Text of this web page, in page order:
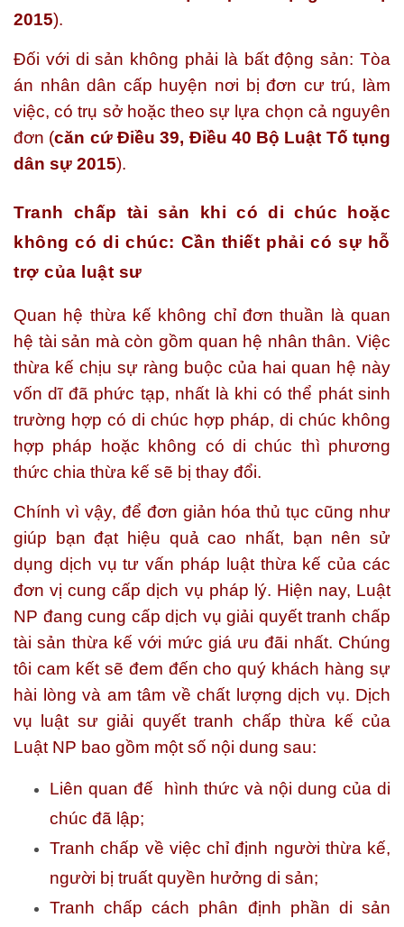
2015).
Đối với di sản không phải là bất động sản: Tòa
án nhân dân cấp huyện nơi bị đơn cư trú, làm
việc, có trụ sở hoặc theo sự lựa chọn cả nguyên
đơn (căn cứ Điều 39, Điều 40 Bộ Luật Tố tụng
dân sự 2015).
Tranh chấp tài sản khi có di chúc hoặc
không có di chúc: Cần thiết phải có sự hỗ
trợ của luật sư
Quan hệ thừa kế không chỉ đơn thuần là quan
hệ tài sản mà còn gồm quan hệ nhân thân. Việc
thừa kế chịu sự ràng buộc của hai quan hệ này
vốn dĩ đã phức tạp, nhất là khi có thể phát sinh
trường hợp có di chúc hợp pháp, di chúc không
hợp pháp hoặc không có di chúc thì phương
thức chia thừa kế sẽ bị thay đổi.
Chính vì vậy, để đơn giản hóa thủ tục cũng như
giúp bạn đạt hiệu quả cao nhất, bạn nên sử
dụng dịch vụ tư vấn pháp luật thừa kế của các
đơn vị cung cấp dịch vụ pháp lý. Hiện nay, Luật
NP đang cung cấp dịch vụ giải quyết tranh chấp
tài sản thừa kế với mức giá ưu đãi nhất. Chúng
tôi cam kết sẽ đem đến cho quý khách hàng sự
hài lòng và am tâm về chất lượng dịch vụ. Dịch
vụ luật sư giải quyết tranh chấp thừa kế của
Luật NP bao gồm một số nội dung sau:
Liên quan đế hình thức và nội dung của di
chúc đã lập;
Tranh chấp về việc chỉ định người thừa kế,
người bị truất quyền hưởng di sản;
Tranh chấp cách phân định phần di sản